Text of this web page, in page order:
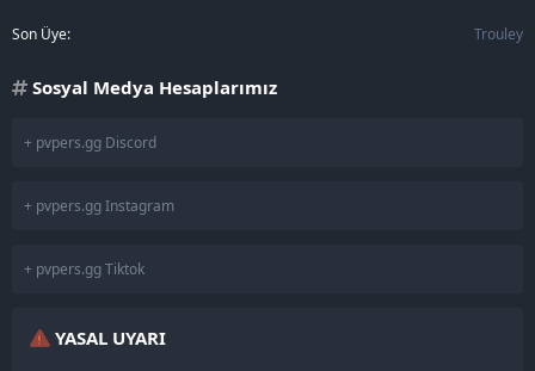
Son Üye Trouley
Sosyal Medya Hesaplarımız
+ pvpers.gg Discord
+ pvpers.gg Instagram
+ pvpers.gg Tiktok
YASAL UYARI